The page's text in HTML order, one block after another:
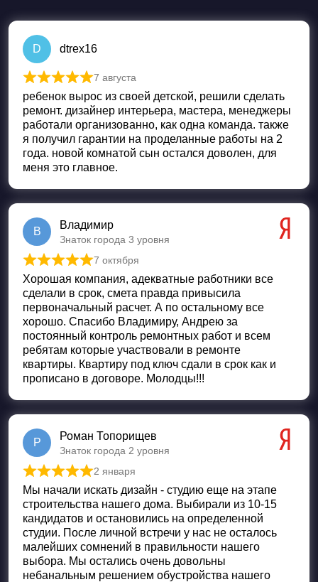
D dtrex16
Оценка 5из 5
7 августа
ребенок вырос из своей детской, решили сделать
ремонт. дизайнер интерьера, мастера, менеджеры
работали организованно, как одна команда. также
я получил гарантии на проделанные работы на 2
года. новой комнатой сын остался доволен, для
меня это главное.
В
Владимир
Знаток города 3 уровня
Оценка 5из 5
7 октября
Хорошая компания, адекватные работники все
сделали в срок, смета правда привысила
первоначальный расчет. А по остальному все
хорошо. Спасибо Владимиру, Андрею за
постоянный контроль ремонтных работ и всем
ребятам которые участвовали в ремонте
квартиры. Квартиру под ключ сдали в срок как и
прописано в договоре. Молодцы!!!
Р
Роман Топорищев
Знаток города 2 уровня
Оценка 5из 5
2 января
Мы начали искать дизайн - студию еще на этапе
строительства нашего дома. Выбирали из 10-15
кандидатов и остановились на определенной
студии. После личной встречи у нас не осталось
малейших сомнений в правильности нашего
выбора. Мы остались очень довольны
небанальным решением обустройства нашего